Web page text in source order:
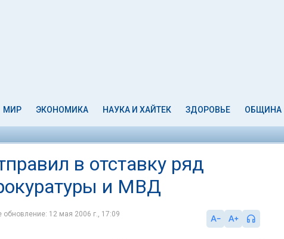
МИР ЭКОНОМИКА НАУКА И ХАЙТЕК ЗДОРОВЬЕ ОБЩИНА
в отставку ряд
и МВД
12 мая 2006 г., 17:09